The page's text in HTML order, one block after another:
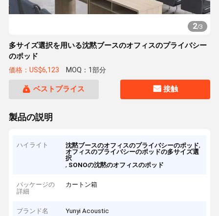
2/3
多サイズ選択を用いる沈黙ブースのオフィスのプライバシー
のポッド
価格：US$6,123 MOQ：1部分
ベストプライス 接触
製品の説明
ハイライト 沈黙ブースのオフィスのプライバシーのポッド,
オフィスのプライバシーのポッドの多サイズ選
択
, SONOの沈黙のオフィスのポッド
パッケージの
詳細
カートン箱
ブランド名 Yunyi Acoustic